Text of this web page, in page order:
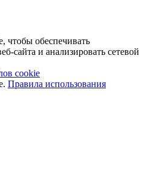
чтобы обеспечивать
сайта и анализировать сетевой
cookie
Правила использования